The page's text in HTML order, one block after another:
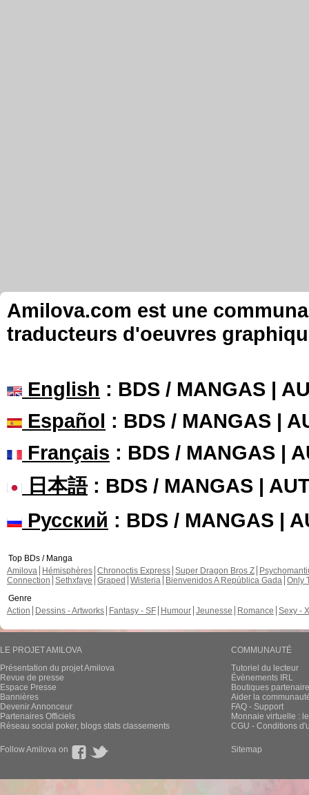
Amilova.com est une
traducteurs d'oeuvres
English : BDS / MANGAS |
Español : BDS / MANGAS |
Français : BDS / MANGAS |
日本語: BDS / MANGAS |
Русский : BDS / MANGAS |
Top BDs / Manga
Amilova
Hémisphères Chronoctis Express Super Dragon Bros Z
Connection Sethxfaye Graped Wisteria Bienvenidos A República Gada Only
Genre
Action
Dessins - Artworks Fantasy - SF Humour Jeunesse Romance Sexy -
LE PROJET AMILOVA
Présentation du projet Amilova
Revue de presse
Espace Presse
Bannières
Devenir Annonceur
Partenaires Officiels
Réseau social poker, blogs stats classements
COMMUNAUTÉ
Tutoriel du lecteur
Évènements IRL
Boutiques
Aider la
FAQ - Support
Monnaie virtuelle :
CGU - Conditions
Follow Amilova on Sitemap